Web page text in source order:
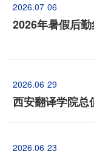
苏省文明单位、长三
初中教育第一方阵。
06
2026.07
2026年暑假后
后勤集团
29
2026.06
西安翻译学院总
23
2026.06